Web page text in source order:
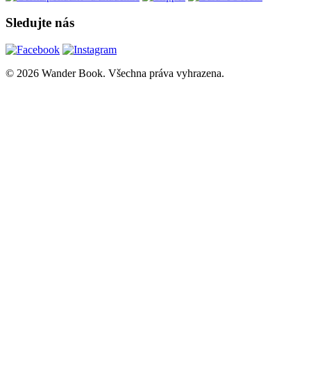
Sledujte nás
© 2026 Wander Book. Všechna práva vyhrazena.